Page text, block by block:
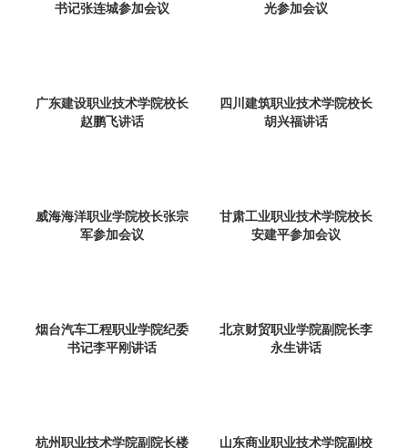
书记张连城参加会议
光参加会议
广东建设职业技术学院校长
赵鹏飞讲话
四川建筑职业技术学院校长
胡兴福讲话
威海海洋职业学院校长张宗
军参加会议
甘肃工业职业技术学院校长
安建平参加会议
烟台汽车工程职业学院纪委
书记李平刚讲话
北京财贸职业学院副院长李
永生讲话
杭州职业技术学院副院长楼
山东商业职业技术学院副校